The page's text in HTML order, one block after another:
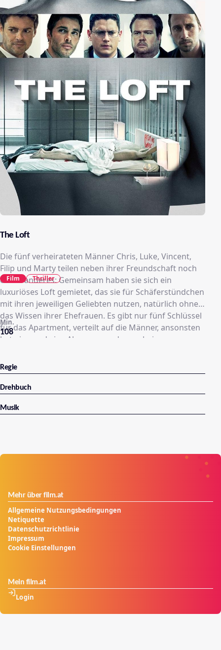
The Loft
Die fünf verheirateten Männer Chris, Luke, Vincent,
Filip und Marty teilen neben ihrer Freundschaft noch
etwas anderes: Gemeinsam haben sie sich ein
luxuriöses Loft gemietet, das sie für Schäferstündchen
mit ihren jeweiligen Geliebten nutzen, natürlich ohne
das Wissen ihrer Ehefrauen. Es gibt nur fünf Schlüssel
für das Apartment, verteilt auf die Männer, ansonsten
hat niemand eine Ahnung von dem geheimen
unbekannten Frau in der Wohnung, offenbar als
Ergebnis eines bestialischen Mordes. Jeder der
Freunde schwört, dass er nichts damit zu tun hat.
gegenseitigen Verdächtigungen, den Mord begangen
108
Min.
Film Thriller
Regie
Drehbuch
Musik
Mehr über film.at
Allgemeine Nutzungsbedingungen
Netiquette
Datenschutzrichtlinie
Impressum
Cookie Einstellungen
Mein film.at
Login